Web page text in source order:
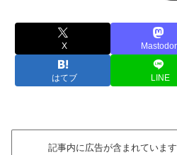
X
はてブ LINE
記事内に広告が含まれていま